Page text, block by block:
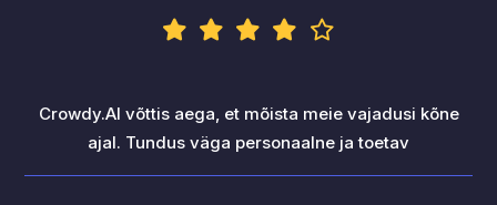
Crowdy.AI võttis aega, et mõista meie vajadusi kõne
ajal. Tundus väga personaalne ja toetav